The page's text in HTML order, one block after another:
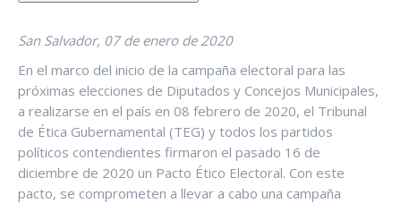
San Salvador, 07 de enero de 2020
En el marco del inicio de la campaña electoral para las
próximas elecciones de Diputados y Concejos Municipales,
a realizarse en el país en 08 febrero de 2020, el Tribunal
de Ética Gubernamental (TEG) y todos los partidos
políticos contendientes firmaron el pasado 16 de
diciembre de 2020 un Pacto Ético Electoral. Con este
pacto, se comprometen a llevar a cabo una campaña